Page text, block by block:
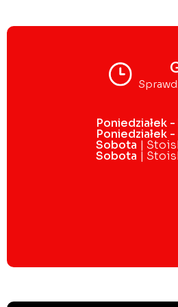
Poniedziałek
Poniedziałek
Sobota |
Sobota |